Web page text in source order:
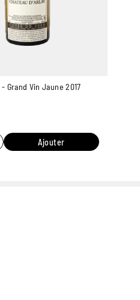
Grand Vin Jaune 2017
Ajouter